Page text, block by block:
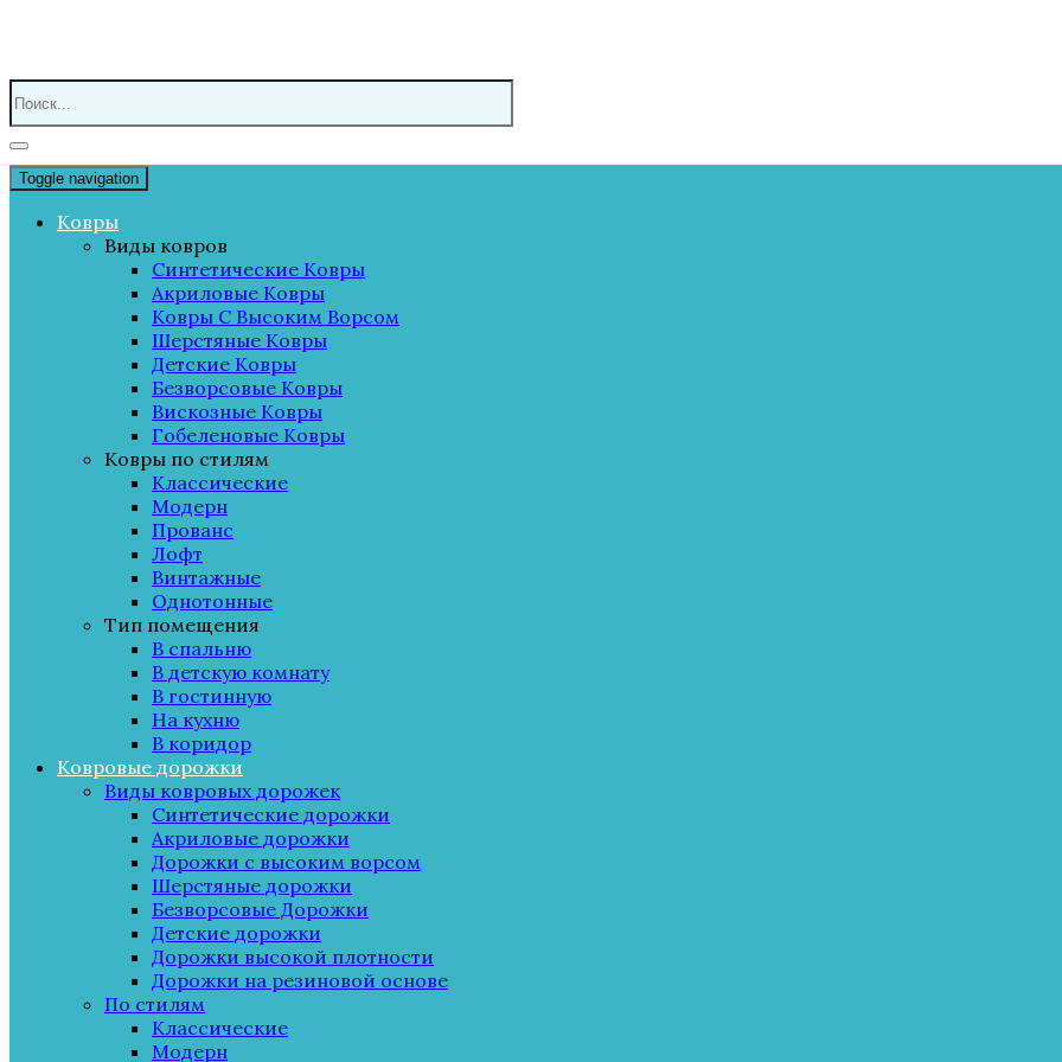
Toggle navigation
Ковры
Виды ковров
Синтетические Ковры
Акриловые Ковры
Ковры С Высоким Ворсом
Шерстяные Ковры
Детские Ковры
Безворсовые Ковры
Вискозные Ковры
Гобеленовые Ковры
Ковры по стилям
Классические
Модерн
Прованс
Лофт
Винтажные
Однотонные
Тип помещения
В спальню
В детскую комнату
В гостинную
На кухню
В коридор
Ковровые дорожки
Виды ковровых дорожек
Синтетические дорожки
Акриловые дорожки
Дорожки с высоким ворсом
Шерстяные дорожки
Безворсовые Дорожки
Детские дорожки
Дорожки высокой плотности
Дорожки на резиновой основе
По стилям
Классические
Модерн